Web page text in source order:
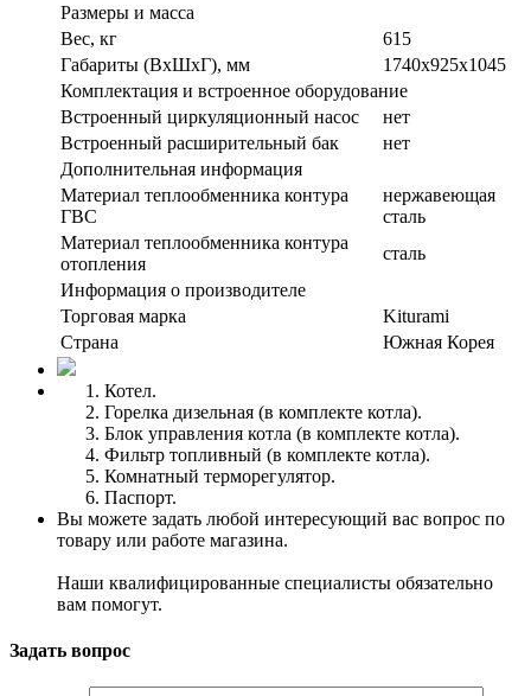
Размеры и масса
Вес, кг
615
Габариты (ВxШxГ), мм
1740x925x1045
Комплектация и встроенное оборудование
Встроенный циркуляционный насос
нет
Встроенный расширительный бак
нет
Дополнительная информация
Материал теплообменника контура
ГВС
нержавеющая
сталь
Материал теплообменника контура
отопления
сталь
Информация о производителе
Торговая марка
Kiturami
Страна
Южная Корея
Котел.
Горелка дизельная (в комплекте котла).
Блок управления котла (в комплекте котла).
Фильтр топливный (в комплекте котла).
Комнатный терморегулятор.
Паспорт.
Вы можете задать любой интересующий вас вопрос по
товару или работе магазина.
Наши квалифицированные специалисты обязательно
вам помогут.
Задать вопрос